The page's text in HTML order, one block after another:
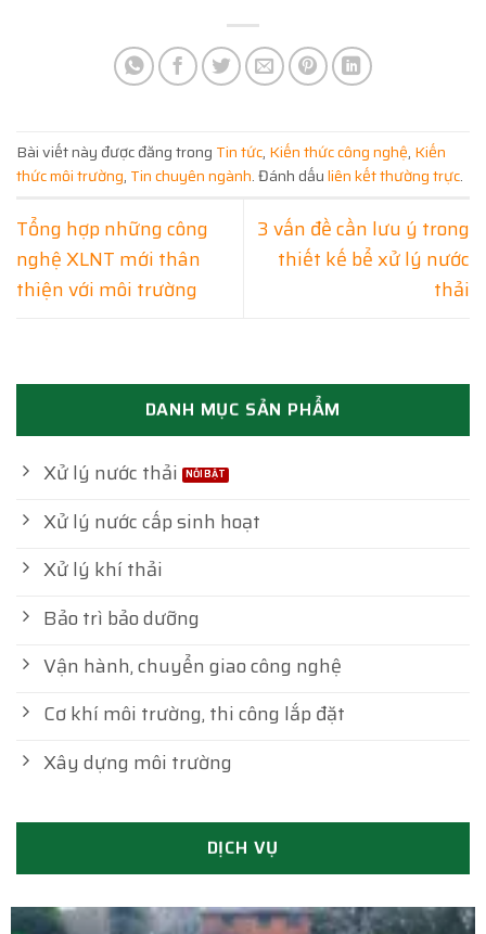
Bài viết này được đăng trong Tin tức, Kiến thức công nghệ, Kiến
thức môi trường, Tin chuyên ngành. Đánh dấuliên kết thường trực.
Tổng hợp những công
nghệ XLNT mới thân
thiện với môi trường
3 vấn đề cần lưu ý trong
thiết kế bể xử lý nước
thải
DANH MỤC SẢN PHẨM
Xử lý nước thải
Xử lý nước cấp sinh hoạt
Xử lý khí thải
Bảo trì bảo dưỡng
Vận hành, chuyển giao công nghệ
Cơ khí môi trường, thi công lắp đặt
Xây dựng môi trường
DỊCH VỤ